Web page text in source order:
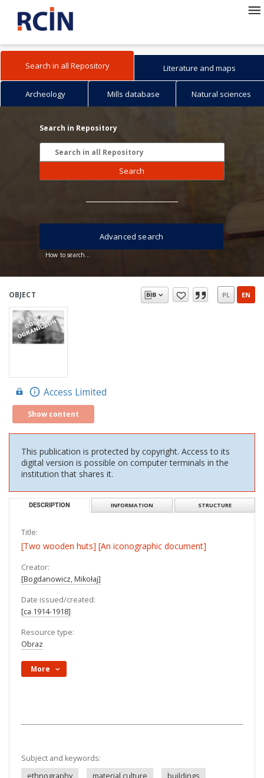
Search in all Repository Literature and maps
Archeology Mills database Natural sciences
Search in Repository
Search
How to search...
Advanced search
OBJECT PL EN
Access Limited
Show content
This publication is protected by copyright. Access to its
digital version is possible on computer terminals in the
institution that shares it.
DESCRIPTION INFORMATION STRUCTURE
Title:
[Two wooden huts] [An iconographic document]
Creator:
[Bogdanowicz, Mikołaj]
Date issued/created:
[ca 1914-1918]
Resource type:
Obraz
More
Subject and keywords:
ethnography
material culture
buildings